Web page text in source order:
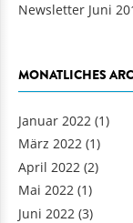
Newsletter Juni
MONATLICHES
Januar 2022 (1)
März 2022 (1)
April 2022 (2)
Mai 2022 (1)
Juni 2022 (3)